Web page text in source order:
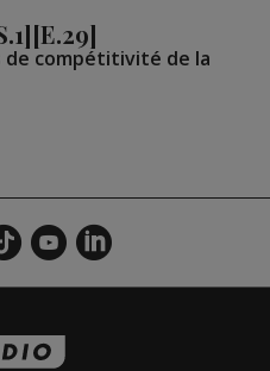
de compétitivité de la